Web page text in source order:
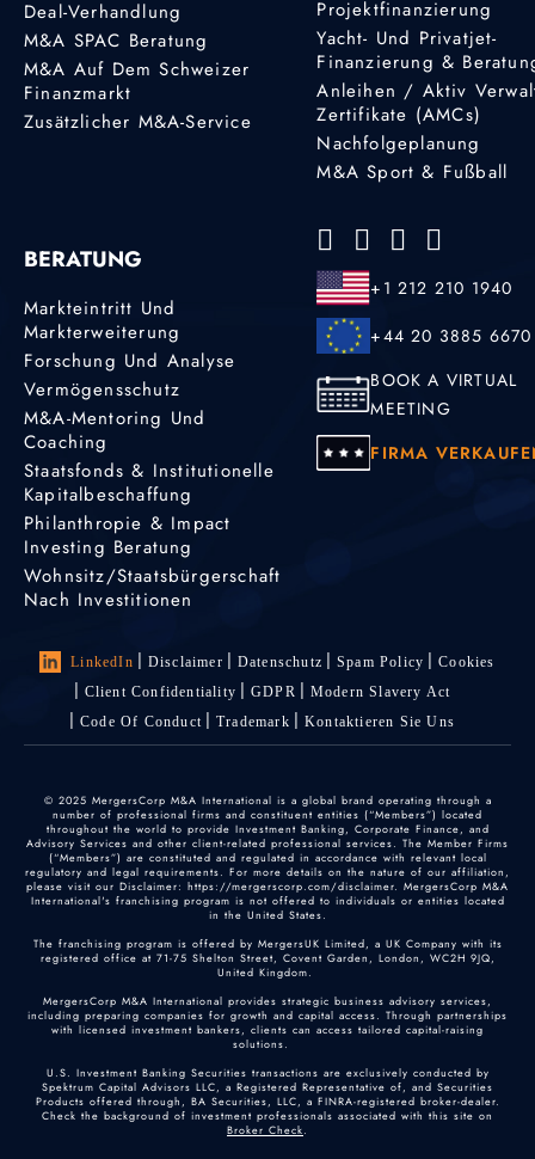
Deal-Verhandlung
M&A SPAC Beratung
M&A Auf Dem Schweizer
Finanzmarkt
Zusätzlicher M&A-Service
Projektfinanzierung
Yacht- Und Privatjet-
Finanzierung &
Anleihen / Aktiv
Zertifikate (AMCs)
Nachfolgeplanung
M&A Sport & Fußball
BERATUNG
Markteintritt Und
Markterweiterung
Forschung Und Analyse
Vermögensschutz
M&A-Mentoring Und
Coaching
Staatsfonds & Institutionelle
Kapitalbeschaffung
Philanthropie & Impact
Investing Beratung
Wohnsitz/Staatsbürgerschaft
Nach Investitionen
+1 212 210 1940
+44 20 3885 6670
BOOK A VIRTUAL
MEETING
FIRMA
LinkedIn Disclaimer Datenschutz Spam Policy
Cookies
Client Confidentiality
GDPR
Modern Slavery Act
Code Of Conduct
Trademark Kontaktieren Sie Uns
© 2025 MergersCorp M&A International is a global brand operating through a
number of professional firms and constituent entities (“Members”) located
throughout the world to provide Investment Banking, Corporate Finance, and
Advisory Services and other client-related professional services. The Member Firms
(“Members”) are constituted and regulated in accordance with relevant local
regulatory and legal requirements. For more details on the nature of our affiliation,
please visit our Disclaimer: https://mergerscorp.com/disclaimer. MergersCorp M&A
International's franchising program is not offered to individuals or entities located
in the United States.
The franchising program is offered by MergersUK Limited, a UK Company with its
registered office at 71-75 Shelton Street, Covent Garden, London, WC2H 9JQ,
United Kingdom.
MergersCorp M&A International provides strategic business advisory services,
including preparing companies for growth and capital access. Through partnerships
with licensed investment bankers, clients can access tailored capital-raising
solutions.
U.S. Investment Banking Securities transactions are exclusively conducted by
Spektrum Capital Advisors LLC, a Registered Representative of, and Securities
Products offered through, BA Securities, LLC, a FINRA-registered broker-dealer.
Check the background of investment professionals associated with this site on
Broker Check.